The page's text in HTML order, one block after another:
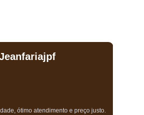
ótimo atendimento e preço justo.